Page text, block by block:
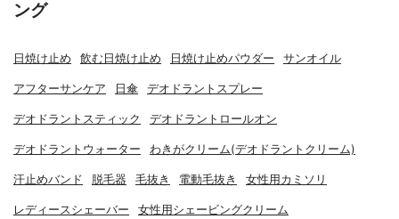
ング
日焼け止め 飲む日焼け止め 日焼け止めパウダー サンオイル
アフターサンケア 日傘 デオドラントスプレー
デオドラントスティック デオドラントロールオン
デオドラントウォーター わきがクリーム(デオドラントクリーム)
汗止めバンド 脱毛器 毛抜き 電動毛抜き 女性用カミソリ
レディースシェーバー 女性用シェービングクリーム